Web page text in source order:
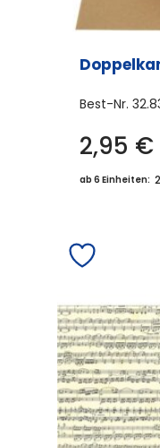
Best-Nr.
2,95 €
ab 6 Einheiten: